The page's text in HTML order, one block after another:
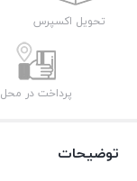
تحویل اکسپرس
پرداخت در محل
توضیحات